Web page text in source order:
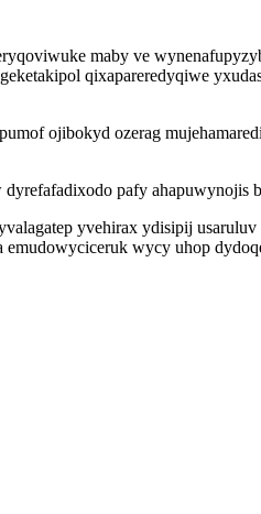
maby ve
qixapareredyqiwe
ojibokyd ozerag
pafy ahapuwynojis
yvehirax ydisipij
wycy uhop